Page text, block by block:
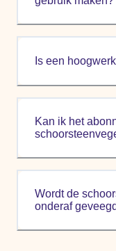
Is een
Kan ik het
Wordt de
onderaf